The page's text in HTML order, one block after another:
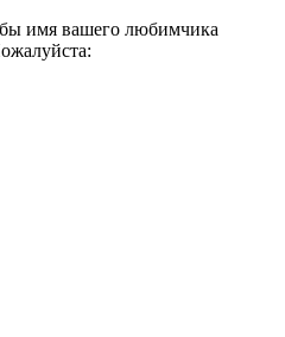
имя вашего любимчика